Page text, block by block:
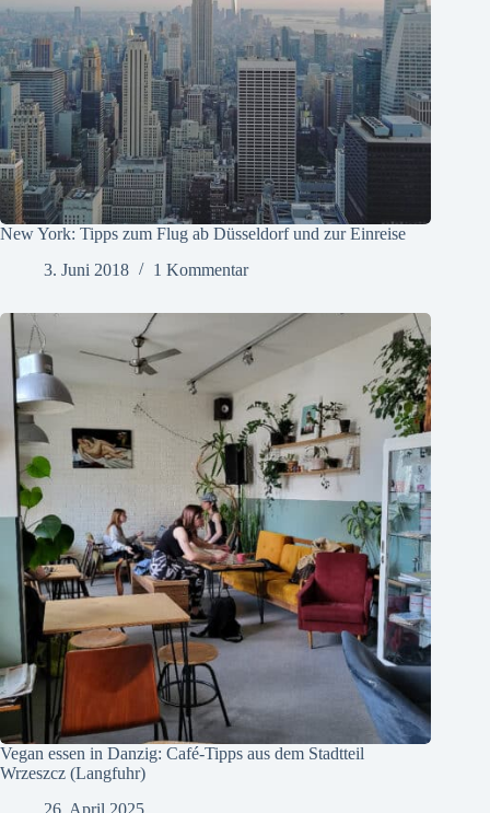
New York: Tipps zum Flug ab Düsseldorf und zur Einreise
3. Juni 2018
1 Kommentar
Vegan essen in Danzig: Café-Tipps aus dem Stadtteil
Wrzeszcz (Langfuhr)